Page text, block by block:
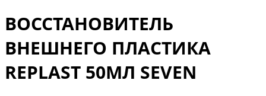
ВОССТАНОВИТЕЛЬ
ВНЕШНЕГО ПЛАСТИКА
REPLAST 50МЛ SEVEN